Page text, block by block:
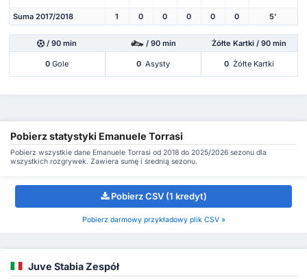
Suma 2017/2018 1 0 0 0 0 0 5'
/ 90 min / 90 min Żółte Kartki / 90 min
0 Gole 0 Asysty 0 Żółte Kartki
Pobierz statystyki Emanuele Torrasi
Pobierz wszystkie dane Emanuele Torrasi od 2018 do 2025/2026 sezonu dla
wszystkich rozgrywek. Zawiera sumę i średnią sezonu.
Pobierz CSV (1 kredyt)
Pobierz darmowy przykładowy plik CSV »
Juve Stabia Zespół